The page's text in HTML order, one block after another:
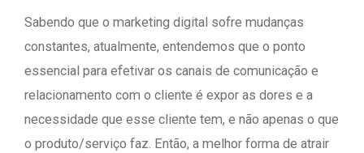
Sabendo que o marketing digital sofre mudanças
constantes, atualmente, entendemos que o ponto
essencial para efetivar os canais de comunicação e
relacionamento com o cliente é expor as dores e a
necessidade que esse cliente tem, e não apenas o que
o produto/serviço faz. Então, a melhor forma de atrair